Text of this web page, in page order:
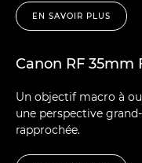
EN SAVOIR PLUS
Canon RF 35mm
Un objectif macro à
une perspective
rapprochée.